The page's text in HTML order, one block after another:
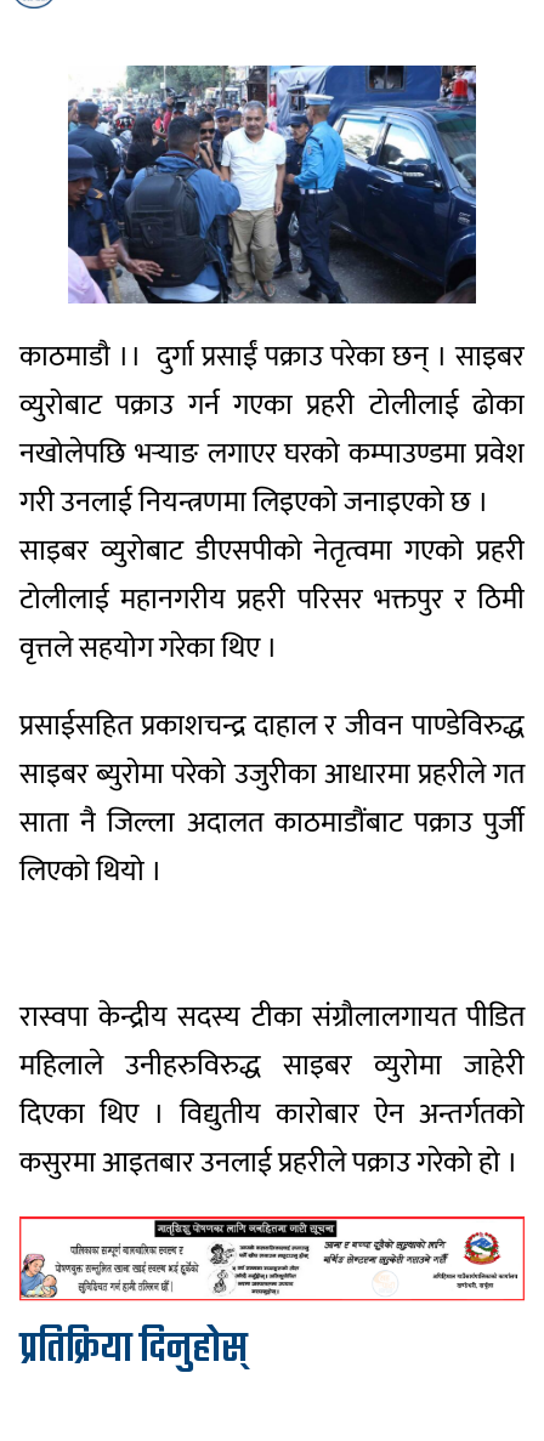
काठमाडाै ।। दुर्गा प्रसाईं पक्राउ परेका छन् । साइबर
व्युरोबाट पक्राउ गर्न गएका प्रहरी टोलीलाई ढोका
नखोलेपछि भर्‍याङ लगाएर घरको कम्पाउण्डमा प्रवेश
गरी उनलाई नियन्त्रणमा लिइएको जनाइएको छ ।
साइबर व्युरोबाट डीएसपीको नेतृत्वमा गएको प्रहरी
टोलीलाई महानगरीय प्रहरी परिसर भक्तपुर र ठिमी
वृत्तले सहयोग गरेका थिए ।
प्रसाईसहित प्रकाशचन्द्र दाहाल र जीवन पाण्डेविरुद्ध
साइबर ब्युरोमा परेको उजुरीका आधारमा प्रहरीले गत
साता नै जिल्ला अदालत काठमाडौंबाट पक्राउ पुर्जी
लिएको थियो ।
रास्वपा केन्द्रीय सदस्य टीका संग्रौलालगायत पीडित
महिलाले उनीहरुविरुद्ध साइबर व्युरोमा जाहेरी
दिएका थिए । विद्युतीय कारोबार ऐन अन्तर्गतको
कसुरमा आइतबार उनलाई प्रहरीले पक्राउ गरेको हो ।
प्रतिक्रिया दिनुहोस्